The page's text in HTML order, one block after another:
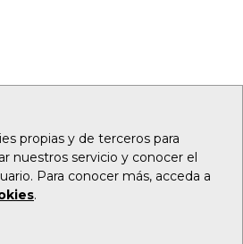
propias y de terceros para
nuestros servicio y conocer el
Para conocer más, acceda a
.